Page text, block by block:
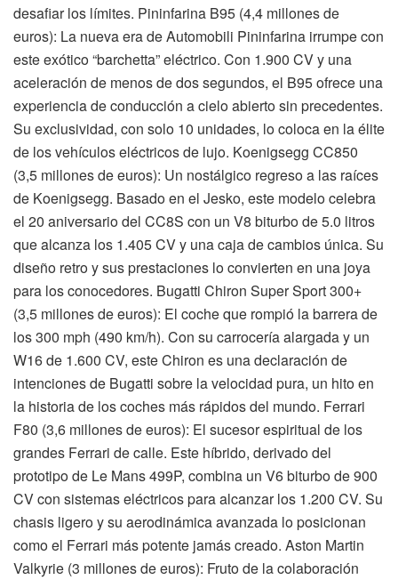
desafiar los límites. Pininfarina B95 (4,4 millones de
euros): La nueva era de Automobili Pininfarina irrumpe con
este exótico “barchetta” eléctrico. Con 1.900 CV y una
aceleración de menos de dos segundos, el B95 ofrece una
experiencia de conducción a cielo abierto sin precedentes.
Su exclusividad, con solo 10 unidades, lo coloca en la élite
de los vehículos eléctricos de lujo. Koenigsegg CC850
(3,5 millones de euros): Un nostálgico regreso a las raíces
de Koenigsegg. Basado en el Jesko, este modelo celebra
el 20 aniversario del CC8S con un V8 biturbo de 5.0 litros
que alcanza los 1.405 CV y una caja de cambios única. Su
diseño retro y sus prestaciones lo convierten en una joya
para los conocedores. Bugatti Chiron Super Sport 300+
(3,5 millones de euros): El coche que rompió la barrera de
los 300 mph (490 km/h). Con su carrocería alargada y un
W16 de 1.600 CV, este Chiron es una declaración de
intenciones de Bugatti sobre la velocidad pura, un hito en
la historia de los coches más rápidos del mundo. Ferrari
F80 (3,6 millones de euros): El sucesor espiritual de los
grandes Ferrari de calle. Este híbrido, derivado del
prototipo de Le Mans 499P, combina un V6 biturbo de 900
CV con sistemas eléctricos para alcanzar los 1.200 CV. Su
chasis ligero y su aerodinámica avanzada lo posicionan
como el Ferrari más potente jamás creado. Aston Martin
Valkyrie (3 millones de euros): Fruto de la colaboración